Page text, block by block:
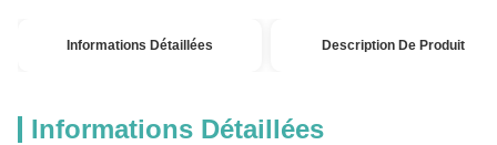
Informations Détaillées Description De Produit
Informations Détaillées